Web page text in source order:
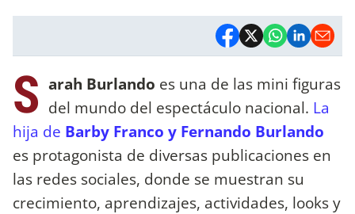
S arah Burlando es una de las mini figuras
del mundo del espectáculo nacional. La
hija de Barby Franco y Fernando Burlando
es protagonista de diversas publicaciones en
las redes sociales, donde se muestran su
crecimiento, aprendizajes, actividades, looks y